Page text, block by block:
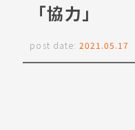
「協力」
post date: 2021.05.17